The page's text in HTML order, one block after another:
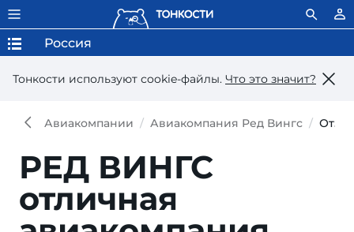
Тонкости используют сookie-файлы. Что это значит?
Россия
Авиакомпании Авиакомпания Ред Вингс
РЕД ВИНГС
отличная